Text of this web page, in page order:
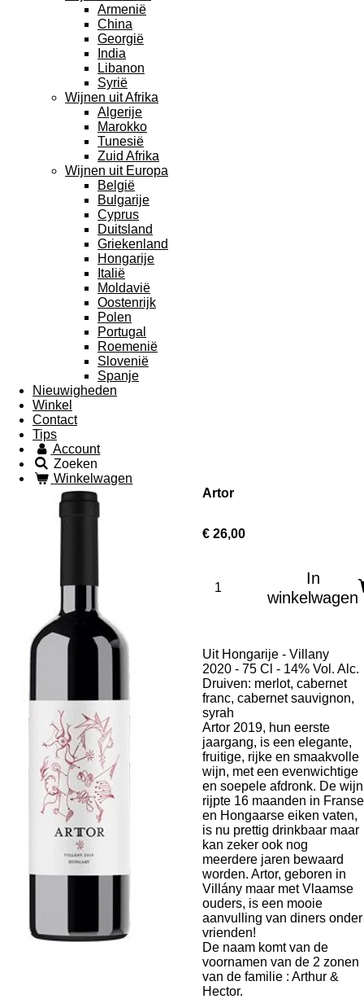
Armenië
China
Georgië
India
Libanon
Syrië
Wijnen uit Afrika
Algerije
Marokko
Tunesië
Zuid Afrika
Wijnen uit Europa
België
Bulgarije
Cyprus
Duitsland
Griekenland
Hongarije
Italië
Moldavië
Oostenrijk
Polen
Portugal
Roemenië
Slovenië
Spanje
Nieuwigheden
Winkel
Contact
Tips
Account
Zoeken
Winkelwagen
Artor
€ 26,00
In
winkelwagen
Uit Hongarije - Villany
2020 - 75 Cl - 14% Vol. Alc.
Druiven: merlot, cabernet
franc, cabernet sauvignon,
syrah
Artor 2019, hun eerste
jaargang, is een elegante,
fruitige, rijke en smaakvolle
wijn, met een evenwichtige
en soepele afdronk. De wijn
rijpte 16 maanden in Franse
en Hongaarse eiken vaten,
is nu prettig drinkbaar maar
kan zeker ook nog
meerdere jaren bewaard
worden. Artor, geboren in
Villány maar met Vlaamse
ouders, is een mooie
aanvulling van diners onder
vrienden!
De naam komt van de
voornamen van de 2 zonen
van de familie : Arthur &
Hector.